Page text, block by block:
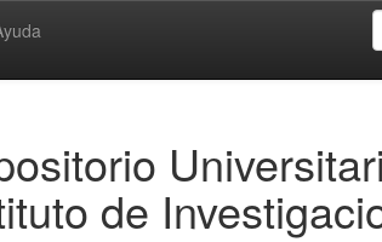
de